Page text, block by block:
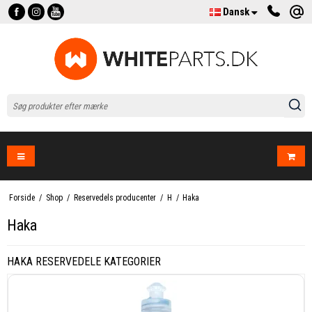
Dansk
Forside / Shop / Reservedels producenter / H / Haka
Haka
HAKA RESERVEDELE KATEGORIER